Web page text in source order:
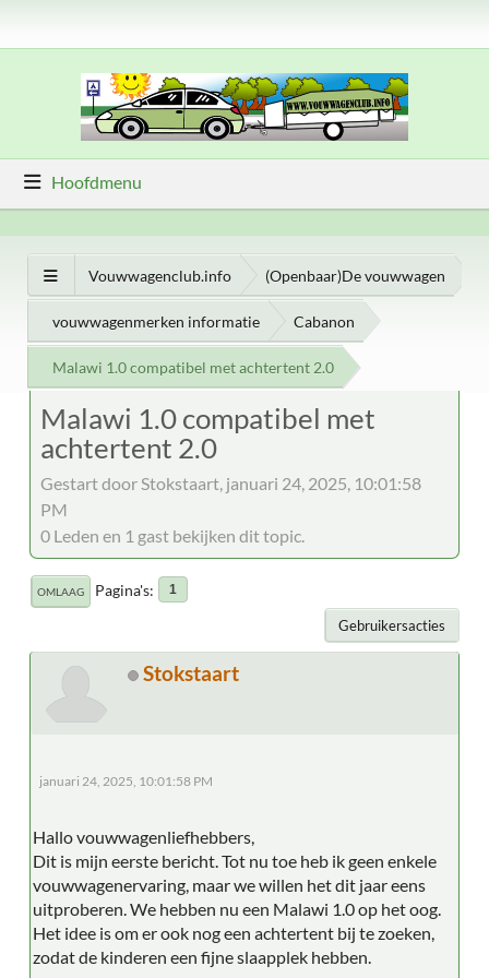
Hoofdmenu
Vouwwagenclub.info (Openbaar)De vouwwagen
vouwwagenmerken informatie Cabanon
Malawi 1.0 compatibel met achtertent 2.0
Malawi 1.0 compatibel met
achtertent 2.0
Gestart door Stokstaart, januari 24, 2025, 10:01:58
PM
0 Leden en 1 gast bekijken dit topic.
OMLAAG Pagina's 1
Gebruikersacties
Stokstaart
januari 24, 2025, 10:01:58 PM
Hallo vouwwagenliefhebbers,
Dit is mijn eerste bericht. Tot nu toe heb ik geen enkele
vouwwagenervaring, maar we willen het dit jaar eens
uitproberen. We hebben nu een Malawi 1.0 op het oog.
Het idee is om er ook nog een achtertent bij te zoeken,
zodat de kinderen een fijne slaapplek hebben.